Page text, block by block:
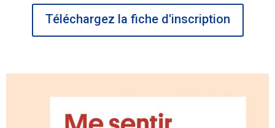
Téléchargez la fiche d'inscription